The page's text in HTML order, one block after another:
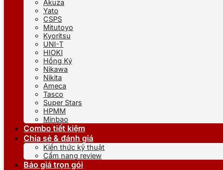
Akuza
Yato
CSPS
Mitutoyo
Kyoritsu
UNI-T
HIOKI
Hồng Ký
Nikawa
Nikita
Ameca
Tasco
Super Stars
HPMM
Minbao
Combo tiết kiệm
Chia sẻ & đánh giá
Kiến thức kỹ thuật
Cẩm nang review
Báo giá trọn gói